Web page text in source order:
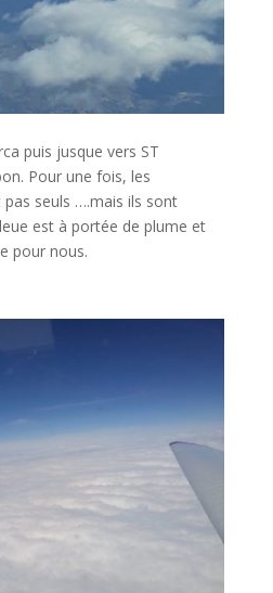
puis jusque vers ST
Pour une fois, les
seuls ….mais ils sont
est à portée de plume et
pour nous.